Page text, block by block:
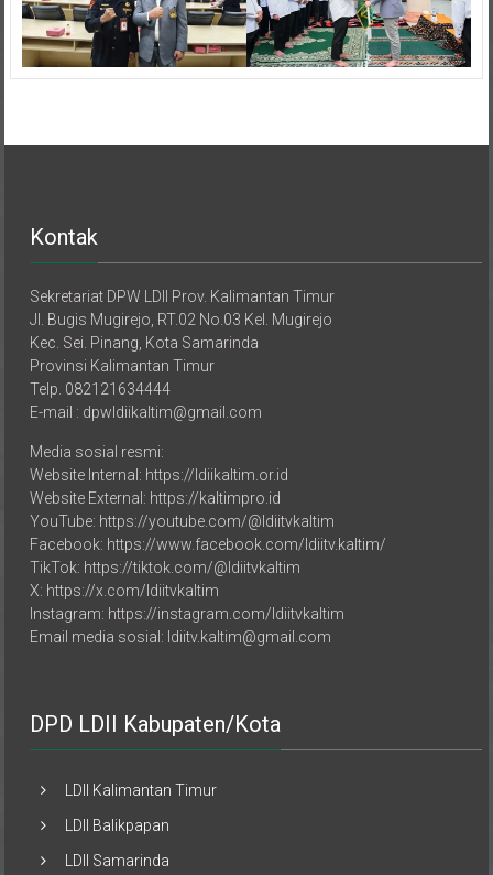
Kontak
Sekretariat DPW LDII Prov. Kalimantan Timur
Jl. Bugis Mugirejo, RT.02 No.03 Kel. Mugirejo
Kec. Sei. Pinang, Kota Samarinda
Provinsi Kalimantan Timur
Telp. 082121634444
E-mail : dpwldiikaltim@gmail.com
Media sosial resmi:
Website Internal: https://ldiikaltim.or.id
Website External: https://kaltimpro.id
YouTube: https://youtube.com/@ldiitvkaltim
Facebook: https://www.facebook.com/ldiitv.kaltim/
TikTok: https://tiktok.com/@ldiitvkaltim
X: https://x.com/ldiitvkaltim
Instagram: https://instagram.com/ldiitvkaltim
Email media sosial: ldiitv.kaltim@gmail.com
DPD LDII Kabupaten/Kota
LDII Kalimantan Timur
LDII Balikpapan
LDII Samarinda